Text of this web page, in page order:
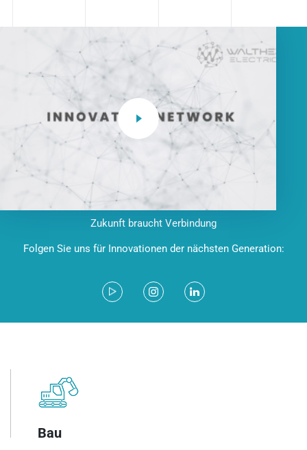
Zukunft braucht Verbindung
Folgen Sie uns für Innovationen der nächsten Generation:
Bau